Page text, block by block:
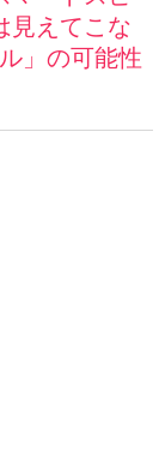
見えてこな
」の可能性